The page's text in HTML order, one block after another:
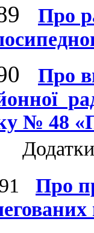
Про
Про
№ 48
Про